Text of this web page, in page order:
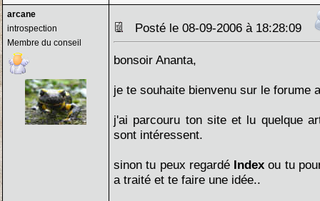
arcane
introspection
Membre du conseil
Posté le 08-09-2006 à 18:28:09
bonsoir Ananta,
je te souhaite bienvenu sur le forume
j'ai parcouru ton site et lu quelque
sont intéressent.
sinon tu peux regardé Indexou tu
a traité et te faire une idée..